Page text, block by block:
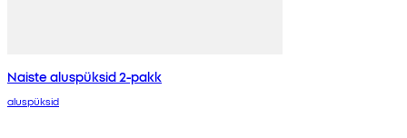
Naiste aluspüksid 2-pakk
aluspüksid